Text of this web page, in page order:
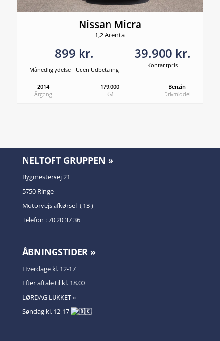
Nissan Micra
1,2 Acenta
899 kr.
Månedlig ydelse - Uden Udbetaling
39.900 kr.
Kontantpris
2014
Årgang
179.000
KM
Benzin
Drivmiddel
NELTOFT GRUPPEN »
Bygmestervej 21
5750 Ringe
Motorvejs afkørsel ( 13 )
Telefon : 70 20 37 36
ÅBNINGSTIDER »
Hverdage kl. 12-17
Efter aftale til kl. 18.00
LØRDAG LUKKET »
Søndag kl. 12-17